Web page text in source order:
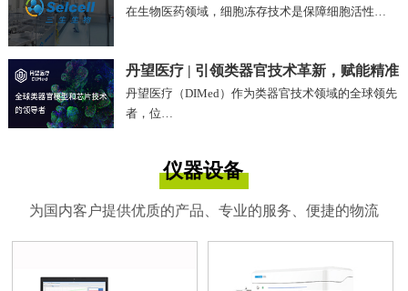
术新未来!
在生物医药领域，细胞冻存技术是保障细胞活性…
丹望医疗 | 引领类器官技术革新，赋能精准
医疗未来
丹望医疗（DIMed）作为类器官技术领域的全球领先
者，位…
仪器设备
为国内客户提供优质的产品、专业的服务、便捷的物流